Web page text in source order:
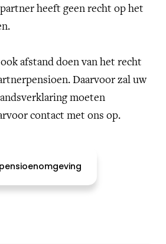
heeft geen recht op het
afstand doen van het recht
Daarvoor zal uw
moeten
contact met ons op.